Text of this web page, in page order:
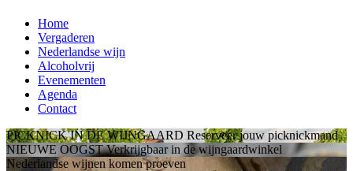
Home
Vergaderen
Nederlandse wijn
Alcoholvrij
Evenementen
Agenda
Contact
PICKNICK IN DE WIJNGAARD Reserveer jouw picknickmand
NIEUWE OOGST Verkrijgbaar in de wijngaardwinkel
Nederlandse wijnen komen proeven